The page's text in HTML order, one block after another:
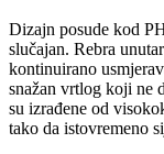
Dizajn posude kod
slučajan. Rebra
kontinuirano
snažan vrtlog koji ne
su izrađene od
tako da istovremeno